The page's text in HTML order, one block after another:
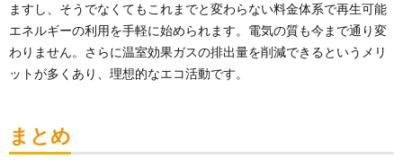
ますし、そうでなくてもこれまでと変わらない料金体系で再生可能
エネルギーの利用を手軽に始められます。電気の質も今まで通り変
わりません。さらに温室効果ガスの排出量を削減できるというメリ
ットが多くあり、理想的なエコ活動です。
まとめ